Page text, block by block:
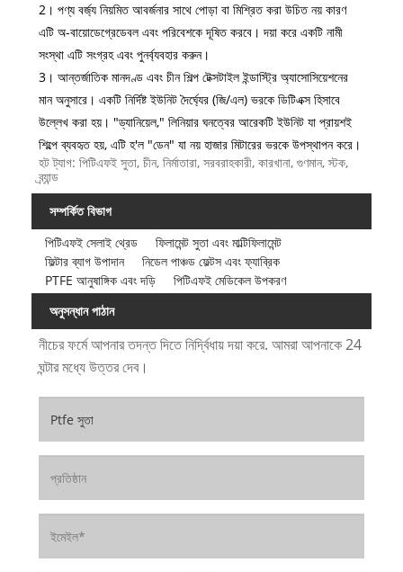
2। পণ্য বর্জ্য নিয়মিত আবর্জনার সাথে পোড়া বা মিশ্রিত করা উচিত নয় কারণ
এটি অ-বায়োডেগ্রেডেবল এবং পরিবেশকে দূষিত করবে। দয়া করে একটি নামী
সংস্থা এটি সংগ্রহ এবং পুনর্ব্যবহার করুন।
3। আন্তর্জাতিক মানদণ্ড এবং চীন শিল্প টেক্সটাইল ইন্ডাস্ট্রি অ্যাসোসিয়েশনের
মান অনুসারে। একটি নির্দিষ্ট ইউনিট দৈর্ঘ্যের (জি/এল) ভরকে ডিটিএক্স হিসাবে
উল্লেখ করা হয়। "ড্যানিয়েল," লিনিয়ার ঘনত্বের আরেকটি ইউনিট যা প্রায়শই
শিল্পে ব্যবহৃত হয়, এটি হ'ল "ডেন" যা নয় হাজার মিটারের ভরকে উপস্থাপন করে।
হট ট্যাগ: পিটিএফই সুতা, চীন, নির্মাতারা, সরবরাহকারী, কারখানা, গুণমান, স্টক,
ব্র্যান্ড
সম্পর্কিত বিভাগ
পিটিএফই সেলাই থ্রেড
ফিলামেন্ট সুতা এবং মাল্টিফিলামেন্ট
ফিল্টার ব্যাগ উপাদান
নিডেল পাঞ্চড ফেল্টস এবং ফ্যাব্রিক
PTFE আনুষাঙ্গিক এবং দড়ি
পিটিএফই মেডিকেল উপকরণ
অনুসন্ধান পাঠান
নীচের ফর্মে আপনার তদন্ত দিতে নির্দ্বিধায় দয়া করে. আমরা আপনাকে 24
ঘন্টার মধ্যে উত্তর দেব।